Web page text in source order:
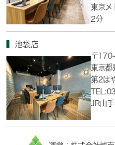
東京メ
2分
池袋店
〒
東京
第2は
JR山